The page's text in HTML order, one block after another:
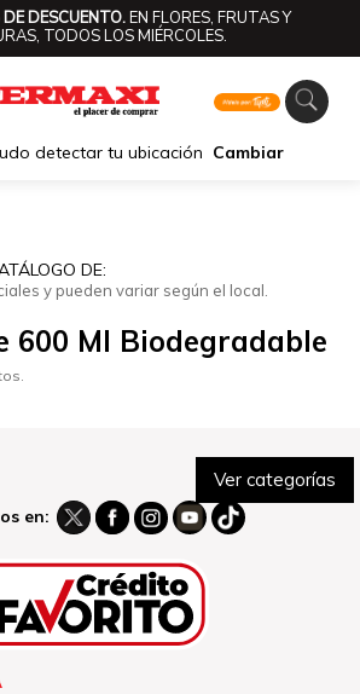
DESCUENTO.EN FLORES, FRUTAS Y
TODOS LOS MIÉRCOLES.
detectar tu ubicación Cambiar
Ver categorías
DE:
y pueden variar según el local.
600 Ml Biodegradable
en: